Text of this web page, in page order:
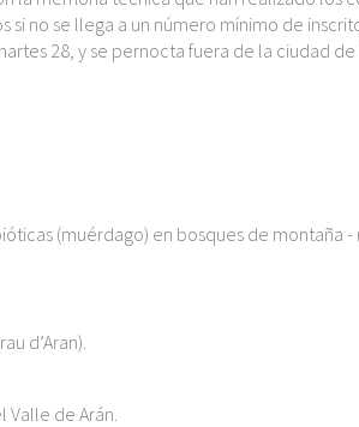
no se llega a un número mínimo de
28, y se pernocta fuera de la ciudad de
(muérdago) en bosques de montaña
d’Aran).
de Arán.